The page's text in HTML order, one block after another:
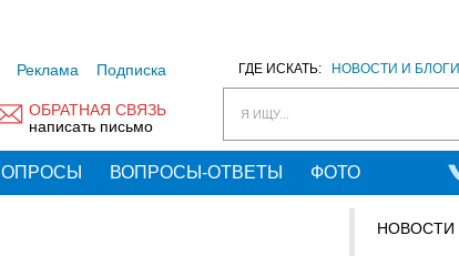
ГДЕ ИСКАТЬ: НОВОСТИ И БЛОГИ
Я ИЩУ...
Реклама Подписка
ОБРАТНАЯ СВЯЗЬ
написать письмо
ОПРОСЫ ВОПРОСЫ-ОТВЕТЫ ФОТО
НОВОСТИ